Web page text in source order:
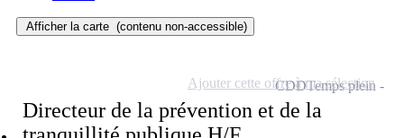
Afficher la carte (contenu non-accessible)
Directeur de la prévention et de la
CDDTemps plein
Ajouter cette offre à ma sélection